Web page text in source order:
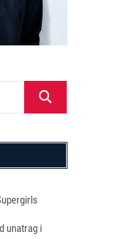
Pretraži
unatrag i